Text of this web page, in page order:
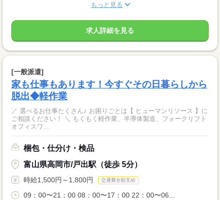
もっと見る
求人詳細を見る
[一般派遣]
家も仕事もあります！今すぐその日暮らしから
脱出◆軽作業
／ 選べるお仕事たくさん♪ お困りごとは【 ヒューマンリソース 】に
ご相談ください！ ＼ もくもく軽作業、半導体製造、フォークリフト
オフィスワ...
梱包・仕分け・検品
富山県高岡市/戸出駅（徒歩 5分）
時給1,500円～1,800円 交通費全額支給
09：00〜21：00 08：00〜17：00 22：00〜06...